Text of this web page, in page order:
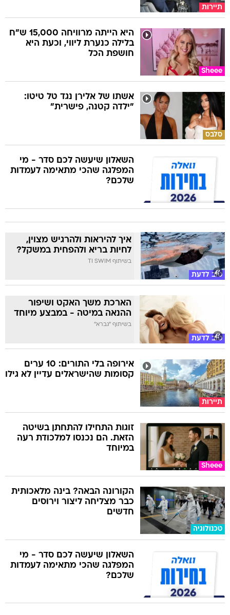
תיירות
Sheee
היא הייתה מרוויחה 15,000 ש"ח
בלילה כנערת ליווי, וכעת היא
חושפת הכל
סלבס
אשתו של אלירן נגד טל טיטו:
"ילדה קטנה, פישרית"
השאלון שיעשה לכם סדר - מי
המפלגה שהכי מתאימה לעמדות
שלכם?
טוב לדעת
איך להיראות ולהרגיש מצוין,
לחיות בריא ולהפחית במשקל?
בשיתוף TI SWIM
טוב לדעת
הארכת משך האקט ושיפור
ההנאה במיטה - במבצע מיוחד
בשיתוף "גברא"
תיירות
אירופה בלי התורים: 10 ערים
קסומות שהישראלים עדיין לא גילו
Sheee
זוגות התחילו להתחתן בשיטה
הזאת. הם נכנסו למלכודת רעה
במיוחד
טכנולוגיה
הקורונה הבאה? בינה מלאכותית
כבר מצליחה ליצור וירוסים
חדשים
השאלון שיעשה לכם סדר - מי
המפלגה שהכי מתאימה לעמדות
שלכם?